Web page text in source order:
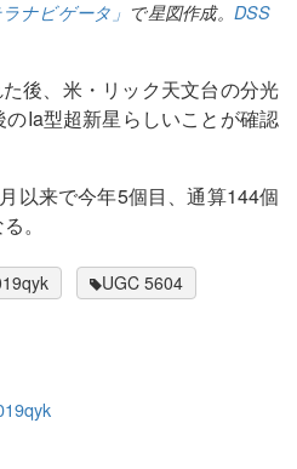
ナビゲータ」 で星図作成。 DSS
後、米・リック天文台の分光
Ia型超新星らしいことが確認
以来で今年5個目、通算144個
。
UGC 5604